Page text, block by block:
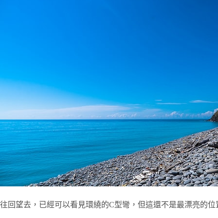
往回望去，已經可以看見環繞的C型彎，但這還不是最漂亮的位